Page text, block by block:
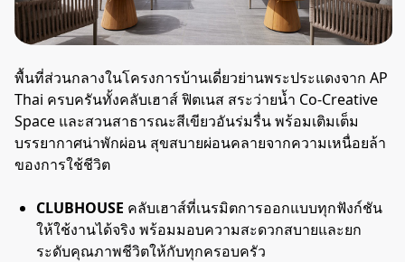
พื้นที่ส่วนกลางในโครงการบ้านเดี่ยวย่านพระประแดงจาก AP
Thai ครบครันทั้งคลับเฮาส์ ฟิตเนส สระว่ายน้ำ Co-Creative
Space และสวนสาธารณะสีเขียวอันร่มรื่น พร้อมเติมเต็ม
บรรยากาศน่าพักผ่อน สุขสบายผ่อนคลายจากความเหนื่อยล้า
ของการใช้ชีวิต
CLUBHOUSE คลับเฮาส์ที่เนรมิตการออกแบบทุกฟังก์ชัน
ให้ใช้งานได้จริง พร้อมมอบความสะดวกสบายและยก
ระดับคุณภาพชีวิตให้กับทุกครอบครัว